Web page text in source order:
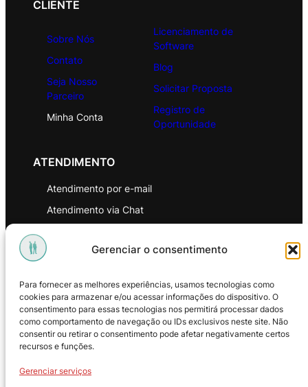
Gerenciar o consentimento
Para fornecer as melhores experiências, usamos tecnologias como
cookies para armazenar e/ou acessar informações do dispositivo. O
consentimento para essas tecnologias nos permitirá processar dados
como comportamento de navegação ou IDs exclusivos neste site. Não
consentir ou retirar o consentimento pode afetar negativamente certos
recursos e funções.
Gerenciar serviços
CLIENTE
Sobre Nós
Contato
Seja Nosso
Parceiro
Minha Conta
Licenciamento de
Software
Blog
Solicitar Proposta
Registro de
Oportunidade
ATENDIMENTO
Atendimento por e-mail
Atendimento via Chat
Política de Privacidade
Política de Troca e Devoluções
Política de Reembolso